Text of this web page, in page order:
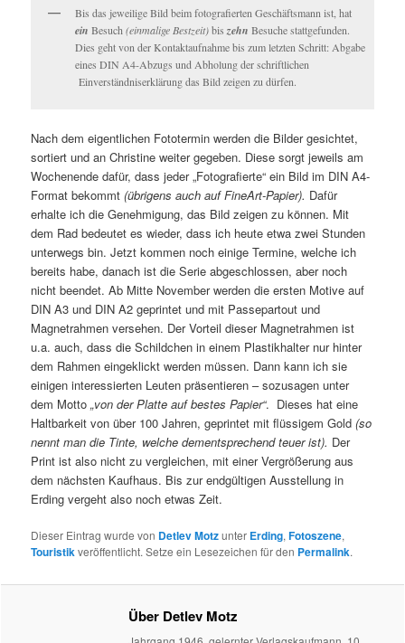
Bis das jeweilige Bild beim fotografierten Geschäftsmann ist, hat
ein Besuch(einmalige Bestzeit)biszehn Besuche stattgefunden.
Dies geht von der Kontaktaufnahme bis zum letzten Schritt: Abgabe
eines DIN A4-Abzugs und Abholung der schriftlichen
Einverständniserklärung das Bild zeigen zu dürfen.
Nach dem eigentlichen Fototermin werden die Bilder gesichtet,
sortiert und an Christine weiter gegeben. Diese sorgt jeweils am
Wochenende dafür, dass jeder „Fotografierte“ ein Bild im DIN A4-
Format bekommt (übrigens auch auf FineArt-Papier). Dafür
erhalte ich die Genehmigung, das Bild zeigen zu können. Mit
dem Rad bedeutet es wieder, dass ich heute etwa zwei Stunden
unterwegs bin. Jetzt kommen noch einige Termine, welche ich
bereits habe, danach ist die Serie abgeschlossen, aber noch
nicht beendet. Ab Mitte November werden die ersten Motive auf
DIN A3 und DIN A2 geprintet und mit Passepartout und
Magnetrahmen versehen. Der Vorteil dieser Magnetrahmen ist
u.a. auch, dass die Schildchen in einem Plastikhalter nur hinter
dem Rahmen eingeklickt werden müssen. Dann kann ich sie
einigen interessierten Leuten präsentieren – sozusagen unter
dem Motto„von der Platte auf bestes Papier“. Dieses hat eine
Haltbarkeit von über 100 Jahren, geprintet mit flüssigem Gold(so
nennt man die Tinte, welche dementsprechend teuer ist). Der
Print ist also nicht zu vergleichen, mit einer Vergrößerung aus
dem nächsten Kaufhaus. Bis zur endgültigen Ausstellung in
Erding vergeht also noch etwas Zeit.
Dieser Eintrag wurde von Detlev Motzunter Erding,Fotoszene,
Touristikveröffentlicht. Setze ein Lesezeichen für den Permalink.
Über Detlev Motz